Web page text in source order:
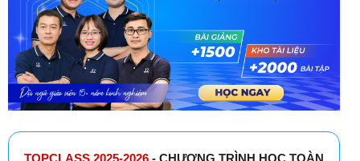
TOPCLASS 2025-2026 - CHƯƠNG TRÌNH HỌC TOÀN